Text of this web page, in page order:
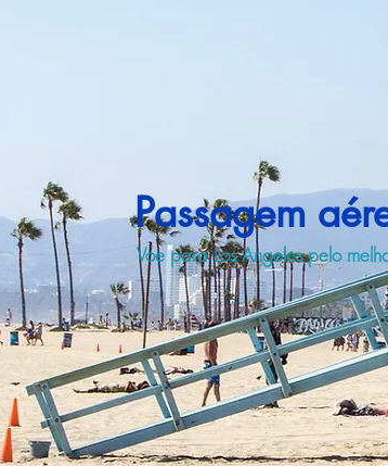
Passagem
Voe para Los Angeles pelo